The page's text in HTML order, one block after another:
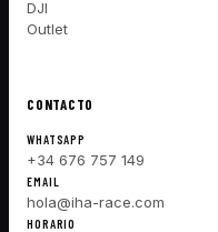
DJI
Outlet
CONTACTO
WHATSAPP
+34 676 757 149
EMAIL
hola@iha-race.com
HORARIO